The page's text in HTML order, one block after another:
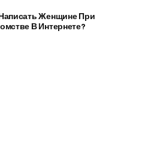
Женщине При
В Интернете?